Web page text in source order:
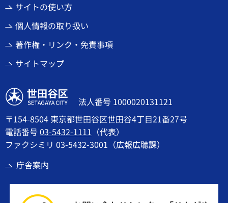
サイトの使い方
個人情報の取り扱い
著作権・リンク・免責事項
サイトマップ
世田谷区
法人番号 1000020131121
〒154-8504 東京都世田谷区世田谷4丁目21番27号
電話番号03-5432-1111 （代表）
ファクシミリ 03-5432-3001（広報広聴課）
庁舎案内